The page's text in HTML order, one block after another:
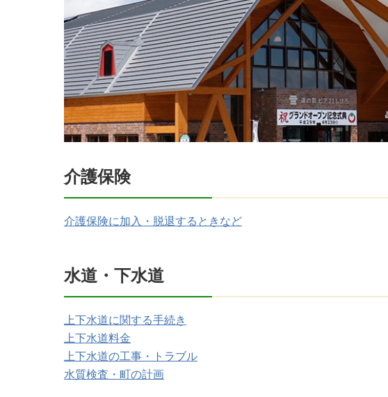
介護保険
介護保険に加入・脱退するときなど
水道・下水道
上下水道に関する手続き
上下水道料金
上下水道の工事・トラブル
水質検査・町の計画